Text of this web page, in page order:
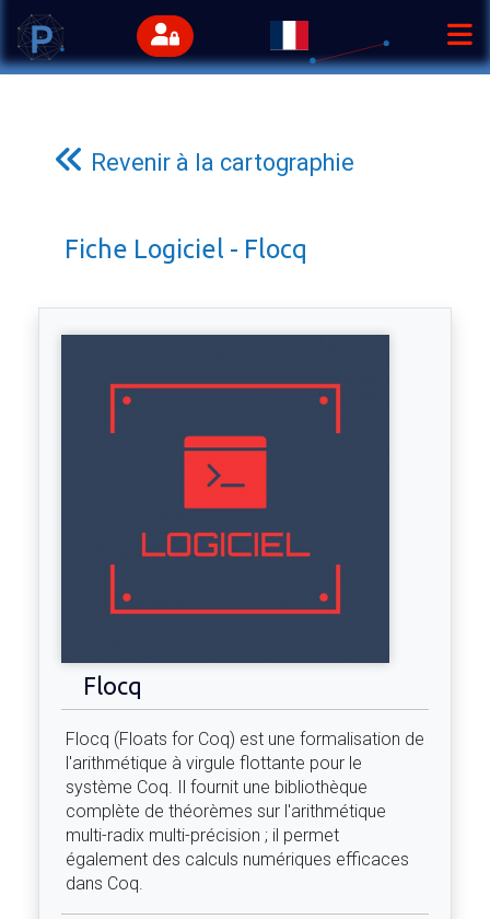
Revenir à la cartographie
Fiche Logiciel - Flocq
Flocq
Flocq (Floats for Coq) est une formalisation de
l'arithmétique à virgule flottante pour le
système Coq. Il fournit une bibliothèque
complète de théorèmes sur l'arithmétique
multi-radix multi-précision ; il permet
également des calculs numériques efficaces
dans Coq.